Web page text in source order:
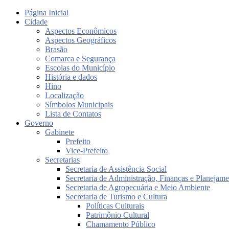
Página Inicial
Cidade
Aspectos Econômicos
Aspectos Geográficos
Brasão
Comarca e Segurança
Escolas do Município
História e dados
Hino
Localização
Símbolos Municipais
Lista de Contatos
Governo
Gabinete
Prefeito
Vice-Prefeito
Secretarias
Secretaria de Assistência Social
Secretaria de Administração, Finanças e
Secretaria de Agropecuária e Meio Ambiente
Secretaria de Turismo e Cultura
Políticas Culturais
Patrimônio Cultural
Chamamento Público